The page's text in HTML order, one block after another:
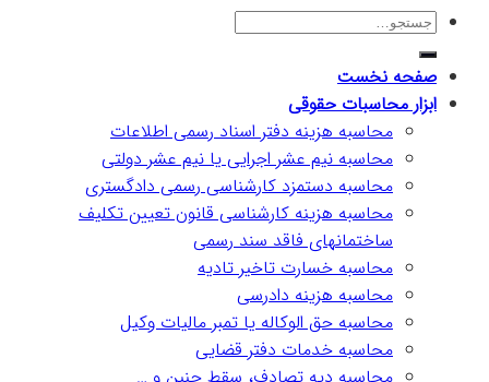
صفحه نخست
ابزار محاسبات حقوقی
محاسبه هزینه دفتر اسناد رسمی اطلاعات
محاسبه نیم عشر اجرایی یا نیم عشر دولتی
محاسبه دستمزد کارشناسی رسمی دادگستری
محاسبه هزینه کارشناسی قانون تعیین تکلیف
ساختمانهای فاقد سند رسمی
محاسبه خسارت تاخیر تادیه
محاسبه هزینه دادرسی
محاسبه حق الوکاله یا تمبر مالیات وکیل
محاسبه خدمات دفتر قضایی